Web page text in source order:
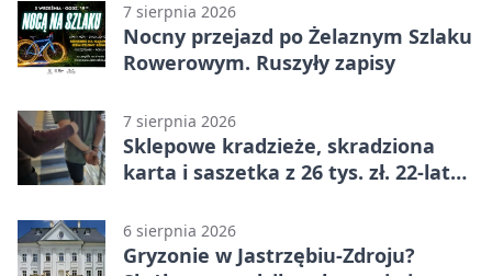
7 sierpnia 2026
Nocny przejazd po Żelaznym Szlaku
Rowerowym. Ruszyły zapisy
7 sierpnia 2026
Sklepowe kradzieże, skradziona
karta i saszetka z 26 tys. zł. 22-latek
6 sierpnia 2026
Gryzonie w Jastrzębiu-Zdroju?